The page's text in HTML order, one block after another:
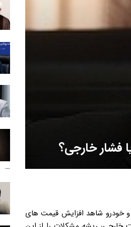
فشار خارجی؟
خودرو شاهد افزایش قیمت های
…